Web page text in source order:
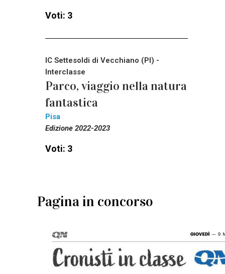
Voti: 3
IC Settesoldi di Vecchiano (PI) -
Interclasse
Parco, viaggio nella natura
fantastica
Pisa
Edizione 2022-2023
Voti: 3
Pagina in concorso